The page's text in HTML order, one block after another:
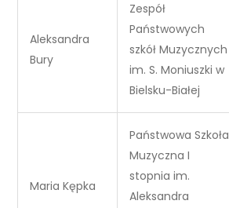
Aleksandra
Bury
Zespół
Państwowych
szkół Muzycznych
im. S. Moniuszki w
Bielsku-Białej
Maria Kępka
Państwowa Szkoła
Muzyczna I
stopnia im.
Aleksandra